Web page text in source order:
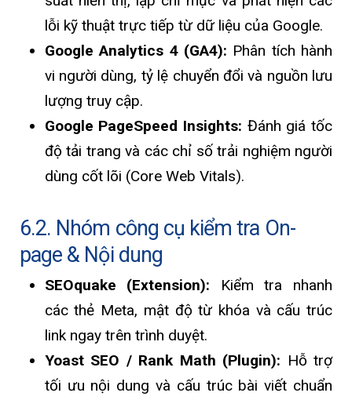
lỗi kỹ thuật trực tiếp từ dữ liệu của Google.
Google Analytics 4 (GA4): Phân tích hành
vi người dùng, tỷ lệ chuyển đổi và nguồn lưu
lượng truy cập.
Google PageSpeed Insights: Đánh giá tốc
độ tải trang và các chỉ số trải nghiệm người
dùng cốt lõi (Core Web Vitals).
6.2. Nhóm công cụ kiểm tra On-
page & Nội dung
SEOquake (Extension): Kiểm tra nhanh
các thẻ Meta, mật độ từ khóa và cấu trúc
link ngay trên trình duyệt.
Yoast SEO / Rank Math (Plugin): Hỗ trợ
tối ưu nội dung và cấu trúc bài viết chuẩn